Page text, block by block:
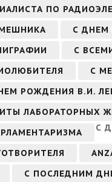
ПО
С ДНЕМ
С
С
РОЖДЕНИЯ В.И.
ЛАБОРАТОРНЫХ
С
С ПОСЛЕДНИМ